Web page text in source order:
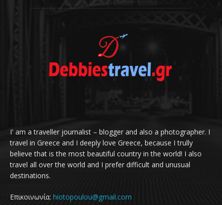
I' am a traveller journalist – blogger and also a photographer. I
travel in Greece and I deeply love Greece, because I trully
believe that is the most beautiful country in the world! I also
travel all over the world and I prefer difficult and unusual
destinations.
Επικοινωνία: hiotopoulou@gmail.com